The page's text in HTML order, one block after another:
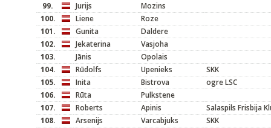
99.
Jurijs
Mozins
100.
Liene
Roze
101.
Gunita
Daldere
102.
Jekaterina
Vasjoha
103.
Jānis
Opolais
104.
Rūdolfs Upenieks
SKK
105.
Inita Bistrova
ogre LSC
106.
Rūta
Pulkstene
107.
Roberts Apinis
Salaspils Frisbija
108.
Arsenijs Varcabjuks
SKK